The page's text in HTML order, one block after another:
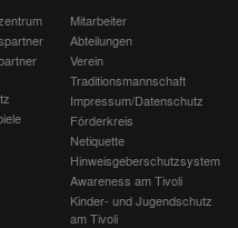
Mitarbeiter
Abteilungen
Verein
Traditionsmannschaft
Impressum/Datenschutz
Förderkreis
Netiquette
Hinweisgeberschutzsystem
Awareness am Tivoli
Kinder- und Jugendschutz
am Tivoli